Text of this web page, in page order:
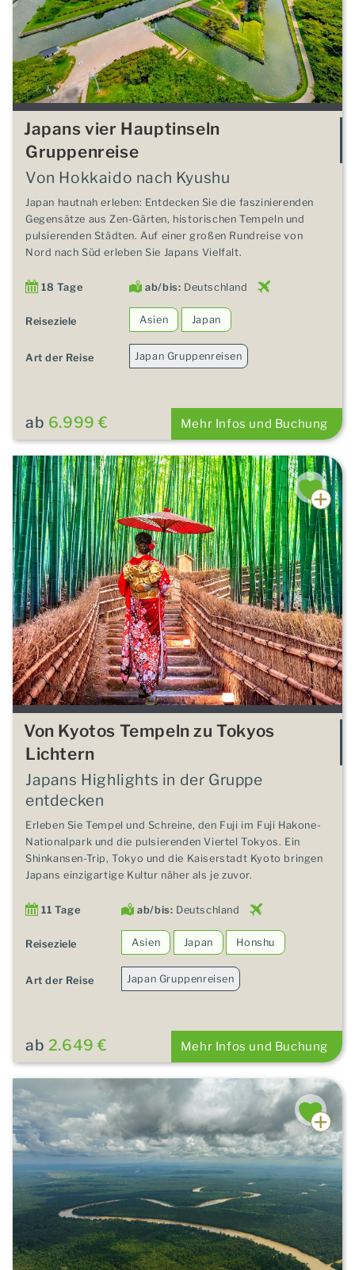
Japans vier Hauptinseln
Gruppenreise
Von Hokkaido nach Kyushu
Japan hautnah erleben: Entdecken Sie die faszinierenden
Gegensätze aus Zen-Gärten, historischen Tempeln und
pulsierenden Städten. Auf einer großen Rundreise von
Nord nach Süd erleben Sie Japans Vielfalt.
18 Tage ab/bis: Deutschland
Reiseziele Asien Japan
Art der Reise Japan Gruppenreisen
ab 6.999 € Mehr Infos und Buchung
Von Kyotos Tempeln zu Tokyos
Lichtern
Japans Highlights in der Gruppe
entdecken
Erleben Sie Tempel und Schreine, den Fuji im Fuji Hakone-
Nationalpark und die pulsierenden Viertel Tokyos. Ein
Shinkansen-Trip, Tokyo und die Kaiserstadt Kyoto bringen
Japans einzigartige Kultur näher als je zuvor.
11 Tage ab/bis: Deutschland
Reiseziele Asien Japan Honshu
Art der Reise Japan Gruppenreisen
ab 2.649 € Mehr Infos und Buchung